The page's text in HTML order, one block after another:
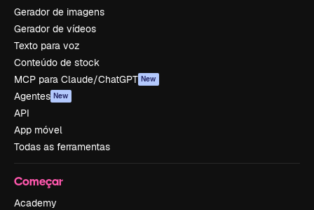
Gerador de imagens
Gerador de vídeos
Texto para voz
Conteúdo de stock
MCP para Claude/ChatGPT New
Agentes New
API
App móvel
Todas as ferramentas
Começar
Academy